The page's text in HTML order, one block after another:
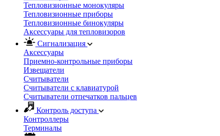
Тепловизионные монокуляры
Тепловизионные приборы
Тепловизионные бинокуляры
Аксессуары для тепловизоров
Сигнализация
Аксессуары
Приемно-контрольные приборы
Извещатели
Считыватели
Cчитыватели с клавиатурой
Cчитыватели отпечатков пальцев
Контроль доступа
Контроллеры
Терминалы